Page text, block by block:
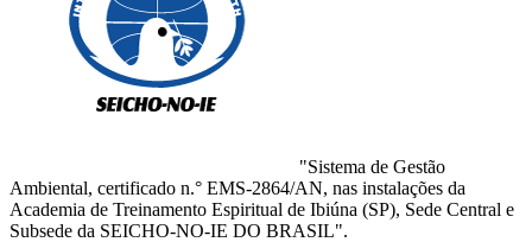
"Sistema de Gestão
Ambiental, certificado n.° EMS-2864/AN, nas instalações da
Academia de Treinamento Espiritual de Ibiúna (SP), Sede Central e
Subsede da SEICHO-NO-IE DO BRASIL".